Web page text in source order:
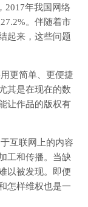
2017年我国网络
。伴随着市
起来，这些问题
更简单、更便捷
其是在现在的数
让作品的版权有
互联网上的内容
工和传播。当缺
以被发现。即便
怎样维权也是一